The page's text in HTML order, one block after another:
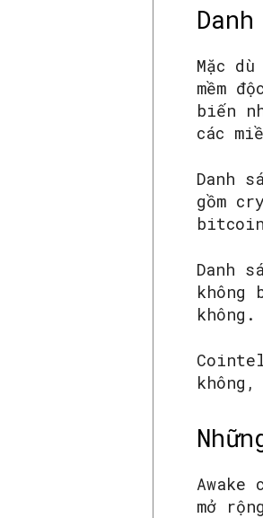
Mặc
mềm
biến
các
Danh
gồm
Danh
không.
mở